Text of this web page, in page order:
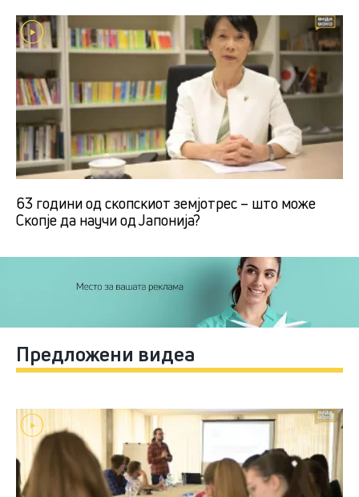
63 години од скопскиот земјотрес – што може
Скопје да научи од Јапонија?
Предложени видеа